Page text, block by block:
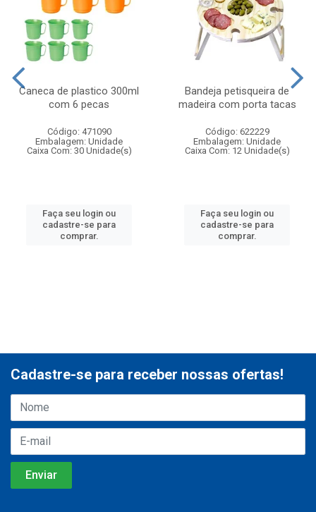
Caneca de plastico 300ml
com 6 pecas
Código: 471090
Embalagem: Unidade
Caixa Com: 30 Unidade(s)
Faça seu login ou
cadastre-se para
comprar.
Bandeja petisqueira de
madeira com porta tacas
Código: 622229
Embalagem: Unidade
Caixa Com: 12 Unidade(s)
Faça seu login ou
cadastre-se para
comprar.
Cadastre-se para receber nossas ofertas!